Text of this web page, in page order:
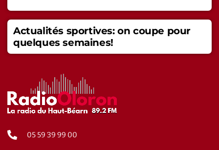
Actualités sportives: on coupe pour
quelques semaines!
05 59 39 99 00